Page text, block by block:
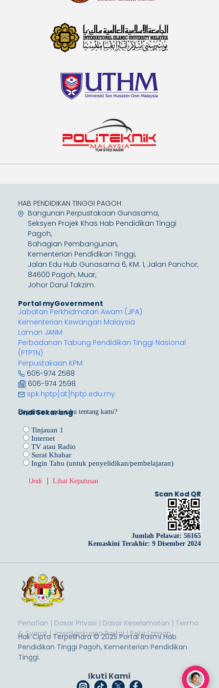
HAB PENDIDIKAN TINGGI PAGOH
Bangunan Perpustakaan Gunasama,
Seksyen Projek Khas Hab Pendidikan Tinggi
Pagoh,
Bahagian Pembangunan,
Kementerian Pendidikan Tinggi,
Jalan Edu Hub Gunasama 6, KM. 1, Jalan Panchor,
84600 Pagoh, Muar,
Johor Darul Takzim.
Portal myGovernment
Jabatan Perkhidmatan Awam (JPA)
Kementerian Kewangan Malaysia
Laman JANM
Perbadanan Tabung Pendidikan Tinggi Nasional
(PTPTN)
Perpustakaan KPM
606-974 2588
606-974 2598
spk.hptp[at]hptp.edu.my
Undi Sekarang
Bagaimana anda tahu tentang kami?
Tinjauan 1
Internet
TV atau Radio
Surat Khabar
Ingin Tahu (untuk penyelidikan/pembelajaran)
Lihat Keputusan
Scan Kod QR
Jumlah Pelawat:56165
Kemaskini Terakhir: 9 Disember 2024
Penafian | Dasar Privasi | Dasar Keselamatan | Terma
& Syarat| Jawatankuasa Portal|Peta Laman
Hak Cipta Terpelihara © 2025 Portal Rasmi Hab
Pendidikan Tinggi Pagoh, Kementerian Pendidikan
Tinggi.
Ikuti Kami